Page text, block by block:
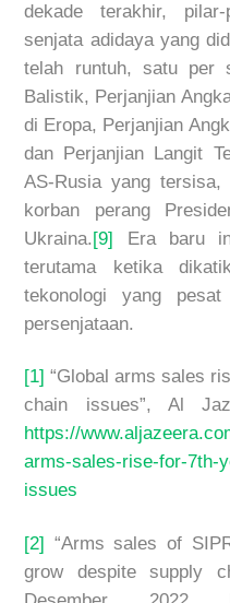
dekade terakhir,
senjata adidaya yang
telah runtuh, satu per
Balistik, Perjanjian
di Eropa, Perjanjian
dan Perjanjian Langit
AS-Rusia yang tersisa,
korban perang
Ukraina. [9]
Era baru
terutama ketika
tekonologi yang
persenjataan.
[1] “Global arms sales
chain issues”, Al
https://
arms-sales-rise-for-7th-
issues
[2] “Arms sales of
grow despite supply